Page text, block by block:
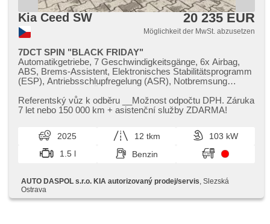
Kia Ceed SW 20 235 EUR
Möglichkeit der MwSt. abzusetzen
7DCT SPIN "BLACK FRIDAY"
Automatikgetriebe, 7 Geschwindigkeitsgänge, 6x Airbag,
ABS, Brems-Assistent, Elektronisches Stabilitätsprogramm
(ESP), Antriebsschlupfregelung (ASR), Notbremsung
Fahrers, Servolenkung, Klimaanlage, Tempomat, LED denní
svícení, automatické přepínání dálkových světel, Alufelgen,
parkovací senzory zadní, Fahrkamera, Lichtsensor,
Scheibenwischersensor, Lenkrad einstellbar,
Multifunktionslenkrad, beheizte Lenkrad, Android Auto,
Apple CarPlay, Bluetooth, El. Seitenscheiben, El.
Sicherung, Zentralverriegelung mit Funkfernbedienung,
Zentralverriegelung, isofix, beheizte Sitze, höheneinstellbare
Fahrersitz, Reifendrucksensor, Nebelscheinwerfer, Start-
Referentský vůz k odběru __Možnost odpočtu DPH. Záruka
7 let nebo 150 000 km ​+ asistenční služby ZDARMA!
2025 12 tkm
103 kW
1.5 l
Benzin
AUTO DASPOL s.r.o. KIA autorizovaný prodej/servis , Slezská
Ostrava